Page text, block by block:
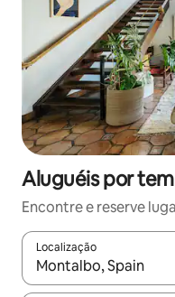
Aluguéis por
Encontre e reserve
Localização
Quando os resultados